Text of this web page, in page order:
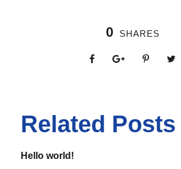
0 SHARES
Related Posts
Hello world!